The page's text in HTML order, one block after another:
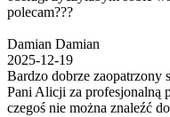
polecam???
Damian Damian
2025-12-19
Bardzo dobrze zaopatrzony
Pani Alicji za profesjonalną
czegoś nie można znaleźć